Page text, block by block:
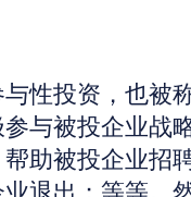
投资，也被
与被投企业战
助被投企业招